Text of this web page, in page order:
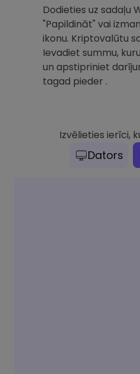
Dodieties uz sadaļu
"Papildināt" vai
ikonu. Kriptovalūtu
Ievadiet summu,
un apstipriniet
tagad pieder .
Izvēlieties ierīci,
Dators